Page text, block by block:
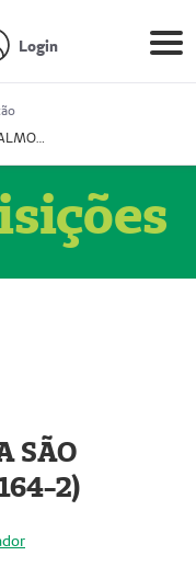
Login
Prestador OFTALMOCLÍNICA SÃO GONÇALO (55004164-2)
SÃO
2)